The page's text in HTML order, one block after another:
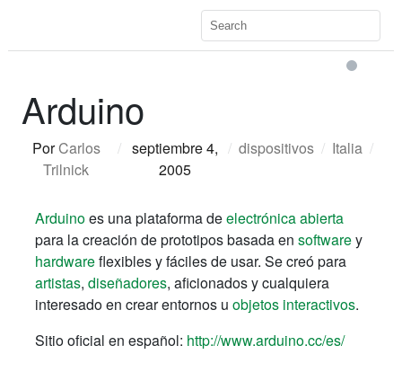
Arduino
PorCarlos
Trilnick
/ septiembre 4,
2005
/ dispositivos / Italia /
Arduinoes una plataforma deelectrónica abierta
para la creación de prototipos basada en softwarey
hardwareflexibles y fáciles de usar. Se creó para
artistas, diseñadores, aficionados y cualquiera
interesado en crear entornos u objetos interactivos.
Sitio oficial en español: http://www.arduino.cc/es/